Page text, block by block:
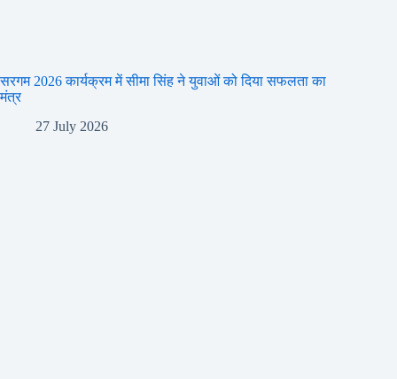
सरगम 2026 कार्यक्रम में सीमा सिंह ने युवाओं को दिया सफलता का
मंत्र
27 July 2026